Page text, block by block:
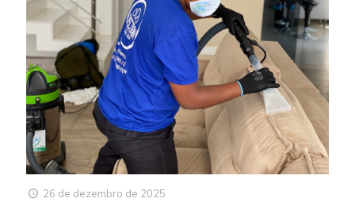
26 de dezembro de 2025